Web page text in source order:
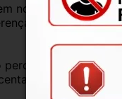
nome de Pessoa
de ICMS de
a ser